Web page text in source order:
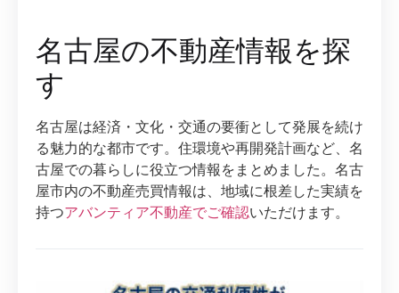
名古屋の不動産情報を探
す
名古屋は経済・文化・交通の要衝として発展を続け
る魅力的な都市です。住環境や再開発計画など、名
古屋での暮らしに役立つ情報をまとめました。名古
屋市内の不動産売買情報は、地域に根差した実績を
持つアバンティア不動産でご確認いただけます。